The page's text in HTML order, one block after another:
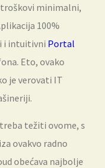
minimalni,
100%
i intuitivni Portal
Eto, ovako
je verovati IT
težiti ovome, s
ovakvo radno
obećava najbolje